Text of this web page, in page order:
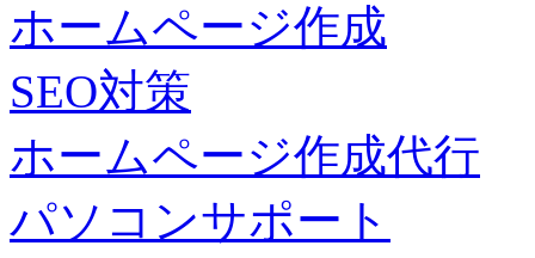
ホームページ作成
SEO対策
ホームページ作成代行
パソコンサポート